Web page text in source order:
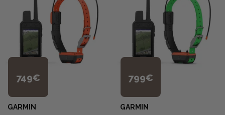
749€
GARMIN
799€
GARMIN